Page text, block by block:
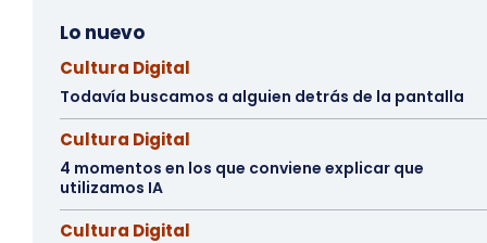
Lo nuevo
Cultura Digital
Todavía buscamos a alguien detrás de la pantalla
Cultura Digital
4 momentos en los que conviene explicar que
utilizamos IA
Cultura Digital